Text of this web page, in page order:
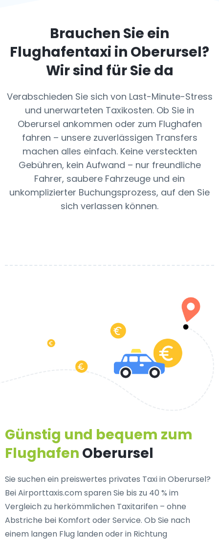
Brauchen Sie ein
Flughafentaxi in Oberursel?
Wir sind für Sie da
Verabschieden Sie sich von Last-Minute-Stress
und unerwarteten Taxikosten. Ob Sie in
Oberursel ankommen oder zum Flughafen
fahren – unsere zuverlässigen Transfers
machen alles einfach. Keine versteckten
Gebühren, kein Aufwand – nur freundliche
Fahrer, saubere Fahrzeuge und ein
unkomplizierter Buchungsprozess, auf den Sie
sich verlassen können.
Günstig und bequem zum
Flughafen Oberursel
Sie suchen ein preiswertes privates Taxi in Oberursel?
Bei Airporttaxis.com sparen Sie bis zu 40 % im
Vergleich zu herkömmlichen Taxitarifen – ohne
Abstriche bei Komfort oder Service. Ob Sie nach
einem langen Flug landen oder in Richtung